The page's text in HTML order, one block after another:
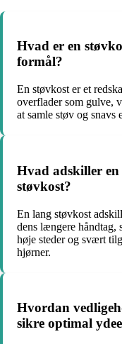
Hvad er en
formål?
En støvkost er et
overflader som gulve,
at samle støv og snavs
Hvad adskiller
støvkost?
En lang støvkost
dens længere håndtag,
høje steder og svært
hjørner.
Hvordan
sikre optimal